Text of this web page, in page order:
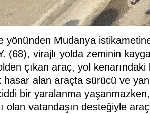
yönünden Mudanya
(68), virajlı yolda zeminin
çıkan araç, yol
alan araçta sürücü ve
bir yaralanma
olan vatandaşın desteğiyle